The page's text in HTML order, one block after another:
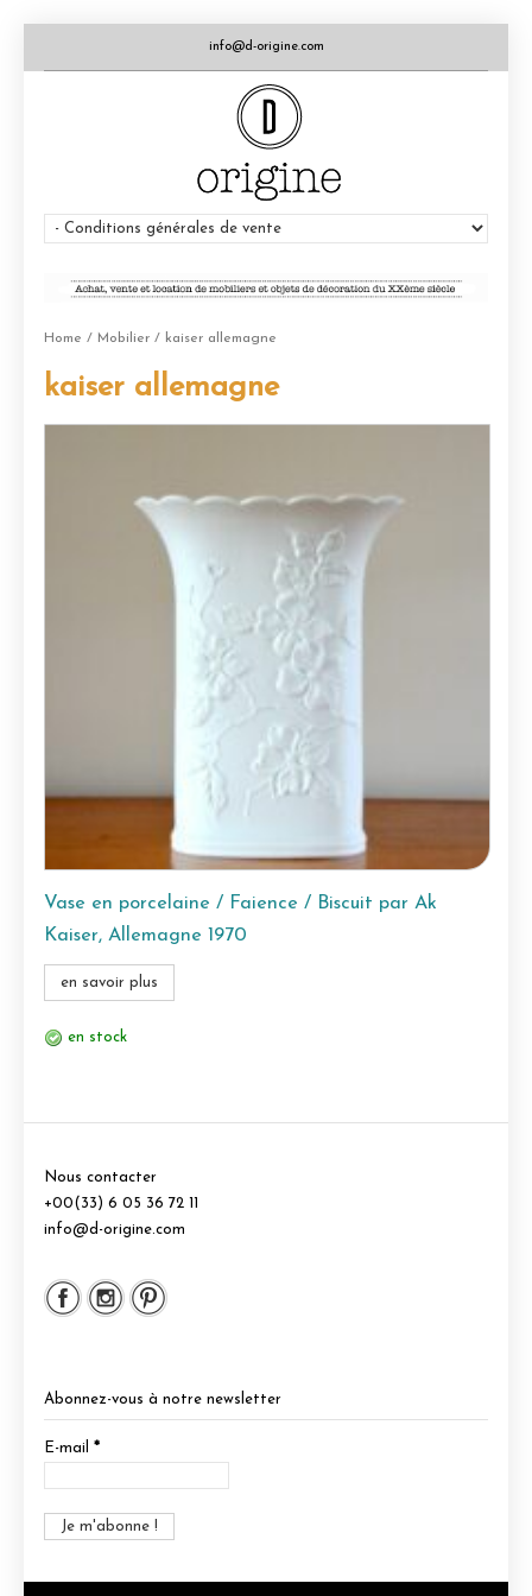
info@d-origine.com
Home / Mobilier / kaiser allemagne
kaiser allemagne
Vase en porcelaine / Faience / Biscuit par Ak
Kaiser, Allemagne 1970
en savoir plus
en stock
Nous contacter
+00(33) 6 05 36 72 11
info@d-origine.com
Abonnez-vous à notre newsletter
E-mail *